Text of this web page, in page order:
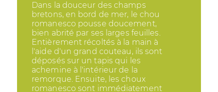
Dans la douceur des champs
bretons, en bord de mer, le chou
romanesco pousse doucement,
bien abrité par ses larges feuilles.
Entièrement récoltés à la main à
l'aide d'un grand couteau, ils sont
déposés sur un tapis qui les
achemine à l'intérieur de la
remorque. Ensuite, les choux
romanesco sont immédiatement